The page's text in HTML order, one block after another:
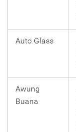
Auto Glass
Awung
Buana